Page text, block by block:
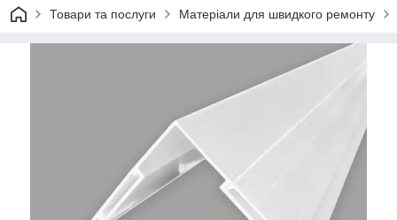
Товари та послуги Матеріали для швидкого ремонту